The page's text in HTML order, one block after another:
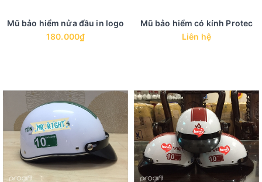
Mũ bảo hiểm nửa đầu in logo
180.000₫
Mũ bảo hiểm có kính Protec
Liên hệ